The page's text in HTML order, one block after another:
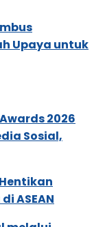
Upaya untuk
2026
Sosial,
ASEAN